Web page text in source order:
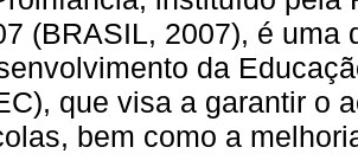
(BRASIL, 2007), é uma
da
que visa a garantir o
bem como a